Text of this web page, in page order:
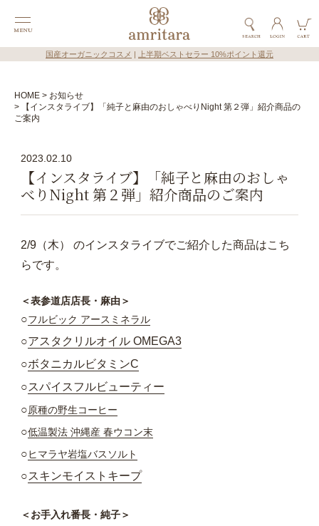
国産オーガニックコスメ 上半期ベストセラー 10%ポイント還元
HOME
お知らせ
【インスタライブ】「純子と麻由のおしゃべりNight 第２弾」紹介商品の
ご案内
2023.02.10
【インスタライブ】「純子と麻由のおしゃ
べりNight 第２弾」紹介商品のご案内
2/9（木） のインスタライブでご紹介した商品はこち
らです。
＜表参道店店長・麻由＞
○フルビック アースミネラル
○アスタクリルオイル OMEGA3
○ボタニカルビタミンC
○スパイスフルビューティー
○原種の野生コーヒー
○低温製法 沖縄産 春ウコン末
○ヒマラヤ岩塩バスソルト
○スキンモイストキープ
＜お手入れ番長・純子＞